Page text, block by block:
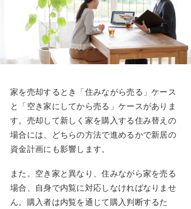
家を売却するとき「住みながら売る」ケース
と「空き家にしてから売る」ケースがありま
す。売却して新しく家を購入する住み替えの
場合には、どちらの方法で進めるかで新居の
資金計画にも影響します。
また。空き家と異なり、住みながら家を売る
場合、自身で内覧に対応しなければなりませ
ん。購入者は内覧を通じて購入判断するた